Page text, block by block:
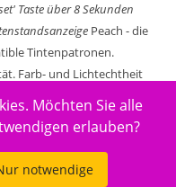
Taste über 8 Sekunden
Peach - die
Tintenpatronen.
Farb- und Lichtechtheit
und gewährleisten
Qualität
Entwicklungszentrum in
in unseren
abgefüllt.
Möchten Sie alle
erlauben?
notwendige